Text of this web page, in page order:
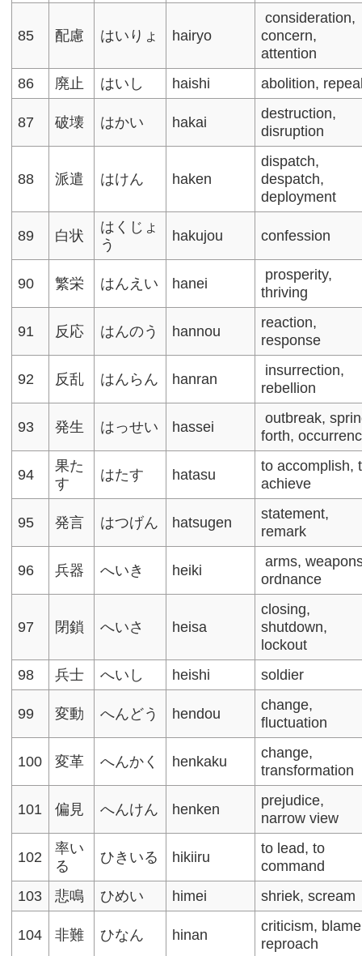
85 配慮 はいりょ hairyo
consideration,
concern,
attention
86
廃止 はいし haishi abolition,
87 破壊 はかい hakai
destruction,
disruption​
88 派遣 はけん haken
dispatch,
despatch,
deployment​
89 白状
はくじょ
う
hakujou confession
90 繁栄 はんえい hanei
prosperity,
thriving
91 反応 はんのう hannou
reaction,
response​
92 反乱 はんらん hanran
insurrection,
rebellion
93 発生 はっせい hassei
outbreak,
forth,
94
果た
す
はたす hatasu
to accomplish,
achieve
95 発言 はつげん hatsugen
statement,
remark
96 兵器 へいき heiki
arms,
ordnance​
97 閉鎖 へいさ heisa
closing,
shutdown,
lockout
98
兵士 へいし heishi soldier
99 変動 へんどう hendou
change,
fluctuation​
100 変革 へんかく henkaku
change,
transformation
101 偏見 へんけん henken
prejudice,
narrow view​
102
率い
る
ひきいる hikiiru
to lead, to
command
103
悲鳴 ひめい himei shriek, scream​
104 非難 ひなん hinan
criticism,
reproach